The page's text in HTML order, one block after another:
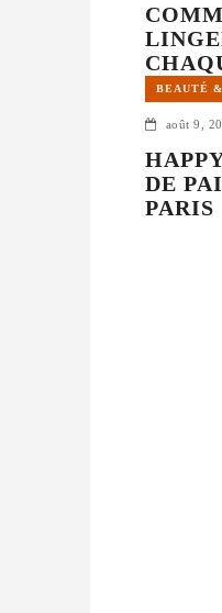
BEAUTÉ
août 9,
DE
PARIS